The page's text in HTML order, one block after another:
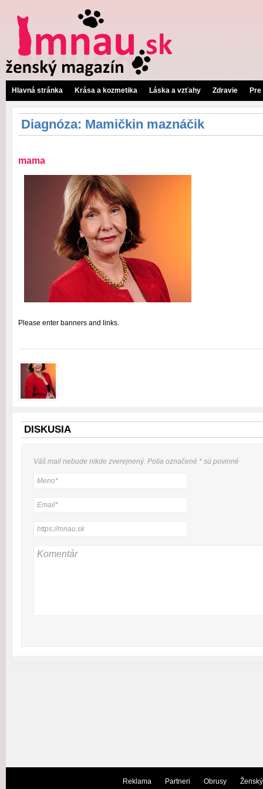
Hlavná stránka Krása a kozmetika Láska a vzťahy Zdravie
Diagnóza: Mamičkin maznáčik
mama
Please enter banners and links.
DISKUSIA
Váš mail nebude nikde zverejnený. Polia označené * sú povinné
Reklama Partneri Obrusy